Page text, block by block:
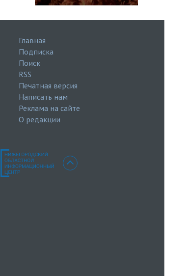
Главная
Подписка
Поиск
RSS
Печатная версия
Написать нам
Реклама на сайте
О редакции